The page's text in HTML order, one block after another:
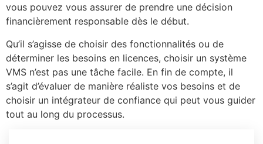
vous pouvez vous assurer de prendre une décision
financièrement responsable dès le début.
Qu’il s’agisse de choisir des fonctionnalités ou de
déterminer les besoins en licences, choisir un système
VMS n’est pas une tâche facile. En fin de compte, il
s’agit d’évaluer de manière réaliste vos besoins et de
choisir un intégrateur de confiance qui peut vous guider
tout au long du processus.